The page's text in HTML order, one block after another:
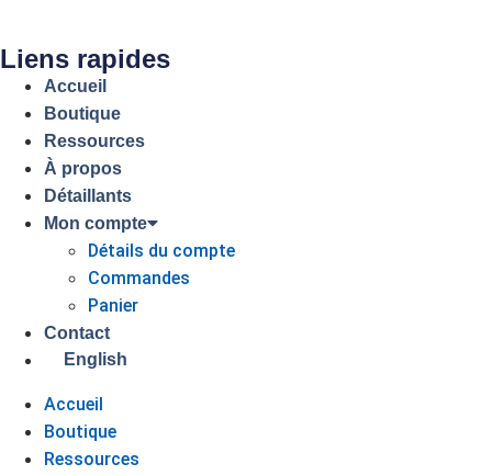
Liens rapides
Accueil
Boutique
Ressources
À propos
Détaillants
Mon compte
Détails du compte
Commandes
Panier
Contact
English
Accueil
Boutique
Ressources